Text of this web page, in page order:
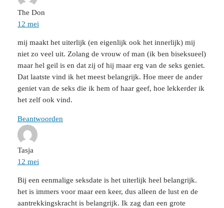
The Don
12 mei
mij maakt het uiterlijk (en eigenlijk ook het innerlijk) mij
niet zo veel uit. Zolang de vrouw of man (ik ben biseksueel)
maar hel geil is en dat zij of hij maar erg van de seks geniet.
Dat laatste vind ik het meest belangrijk. Hoe meer de ander
geniet van de seks die ik hem of haar geef, hoe lekkerder ik
het zelf ook vind.
Beantwoorden
Tasja
12 mei
Bij een eenmalige seksdate is het uiterlijk heel belangrijk.
het is immers voor maar een keer, dus alleen de lust en de
aantrekkingskracht is belangrijk. Ik zag dan een grote